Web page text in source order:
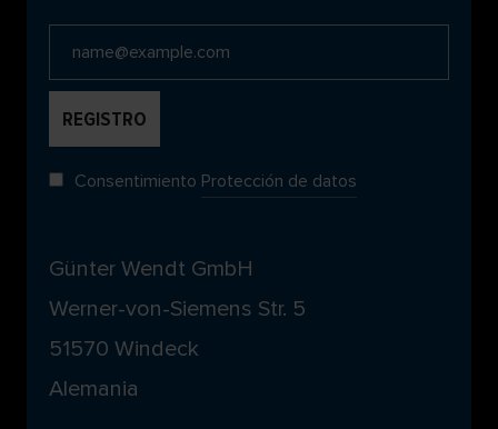
Consentimiento Protección de datos
Günter Wendt GmbH
Werner-von-Siemens Str. 5
51570 Windeck
Alemania